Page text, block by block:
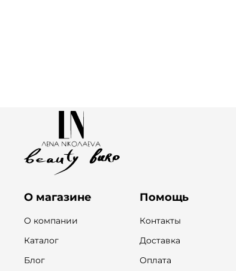
О магазине
О компании
Каталог
Блог
Помощь
Контакты
Доставка
Оплата